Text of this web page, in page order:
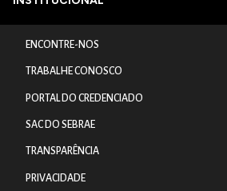
ENCONTRE-NOS
TRABALHE CONOSCO
PORTAL DO CREDENCIADO
SAC DO SEBRAE
TRANSPARÊNCIA
PRIVACIDADE